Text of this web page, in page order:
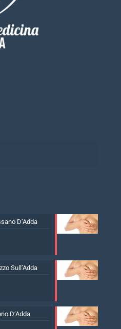
D’Adda
Sull’Adda
D’Adda